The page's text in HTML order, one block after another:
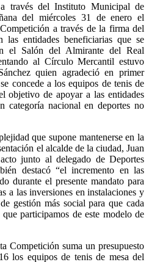
través del Instituto Municipal de
del miércoles 31 de enero el
a través de la firma del
las entidades beneficiarias que se
el Salón del Almirante del Real
al Círculo Mercantil estuvo
quien agradeció en primer
concede a los equipos de tenis de
objetivo de apoyar a las entidades
categoría nacional en deportes no
que supone mantenerse en la
el alcalde de la ciudad, Juan
junto al delegado de Deportes
destacó “el incremento en las
durante el presente mandato para
a las inversiones en instalaciones y
gestión más social para que cada
participamos de este modelo de
Competición suma un presupuesto
los equipos de tenis de mesa del